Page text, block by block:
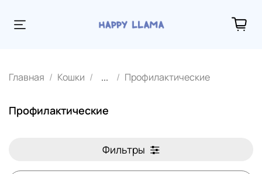
Главная Кошки ... Профилактические
Профилактические
Фильтры